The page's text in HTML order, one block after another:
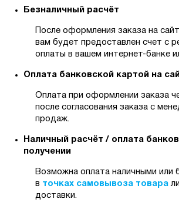
Безналичный расчёт
После оформления заказа на
вам будет предоставлен счет с
оплаты в вашем интернет-банке
Оплата банковской картой на
Оплата при оформлении заказа
после согласования заказа с
продаж.
Наличный расчёт / оплата
получении
Возможна оплата наличными или
в точках самовывоза товара
доставки.